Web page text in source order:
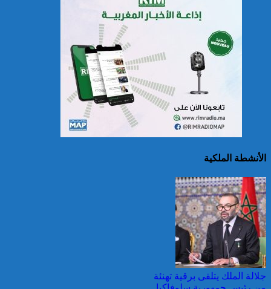
سريلانكا: إغلاق بعض
المدارس في مناطق جبلية
الصين تصدر إنذارين
لمواجهة العواصف المطيرة
وطقس شديد الحمل
الحراري
الأنشطة الملكية
جلالة الملك يتلقى برقية تهنئة